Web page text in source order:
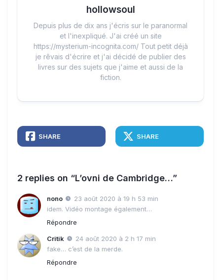
hollowsoul
Depuis plus de dix ans j'écris sur le paranormal
et l'inexpliqué. J'ai créé un site
https://mysterium-incognita.com/ Tout petit déjà
je rêvais d'écrire et j'ai décidé de publier des
livres sur des sujets que j'aime et aussi de la
fiction.
SHARE SHARE
2 replies on “L’ovni de Cambridge…”
nono
23 août 2020 à 19 h 53 min
idem. Vidéo montage également…
Répondre
Critik
24 août 2020 à 2 h 17 min
fake… c’est de la merde.
Répondre